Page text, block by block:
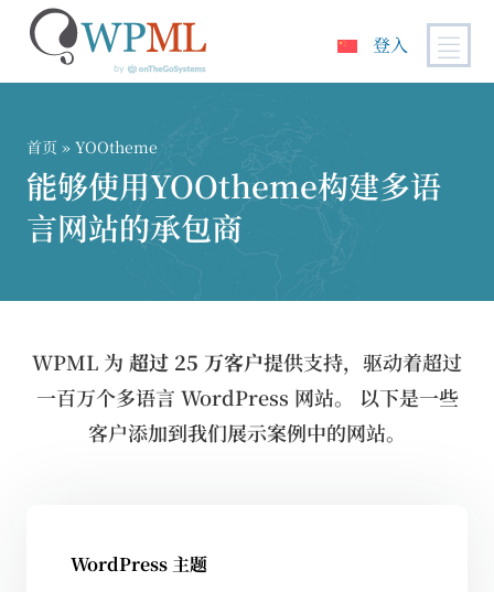
登入
首页 » YOOtheme
能够使用YOOtheme构建多语
言网站的承包商
WPML 为 超过 25 万客户提供支持，驱动着超过
一百万个多语言 WordPress 网站。 以下是一些
客户添加到我们展示案例中的网站。
WordPress 主题